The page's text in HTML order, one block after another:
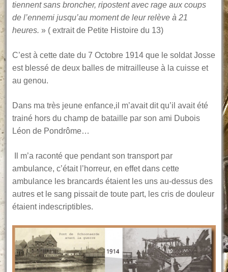
tiennent sans broncher, ripostent avec rage aux coups
de l’ennemi jusqu’au moment de leur relève à 21
heures. » ( extrait de Petite Histoire du 13)
C’est à cette date du 7 Octobre 1914 que le soldat Josse
est blessé de deux balles de mitrailleuse à la cuisse et
au genou.
Dans ma très jeune enfance,il m’avait dit qu’il avait été
trainé hors du champ de bataille par son ami Dubois
Léon de Pondrôme…
Il m’a raconté que pendant son transport par
ambulance, c’était l’horreur, en effet dans cette
ambulance les brancards étaient les uns au-dessus des
autres et le sang pissait de toute part, les cris de douleur
étaient indescriptibles.